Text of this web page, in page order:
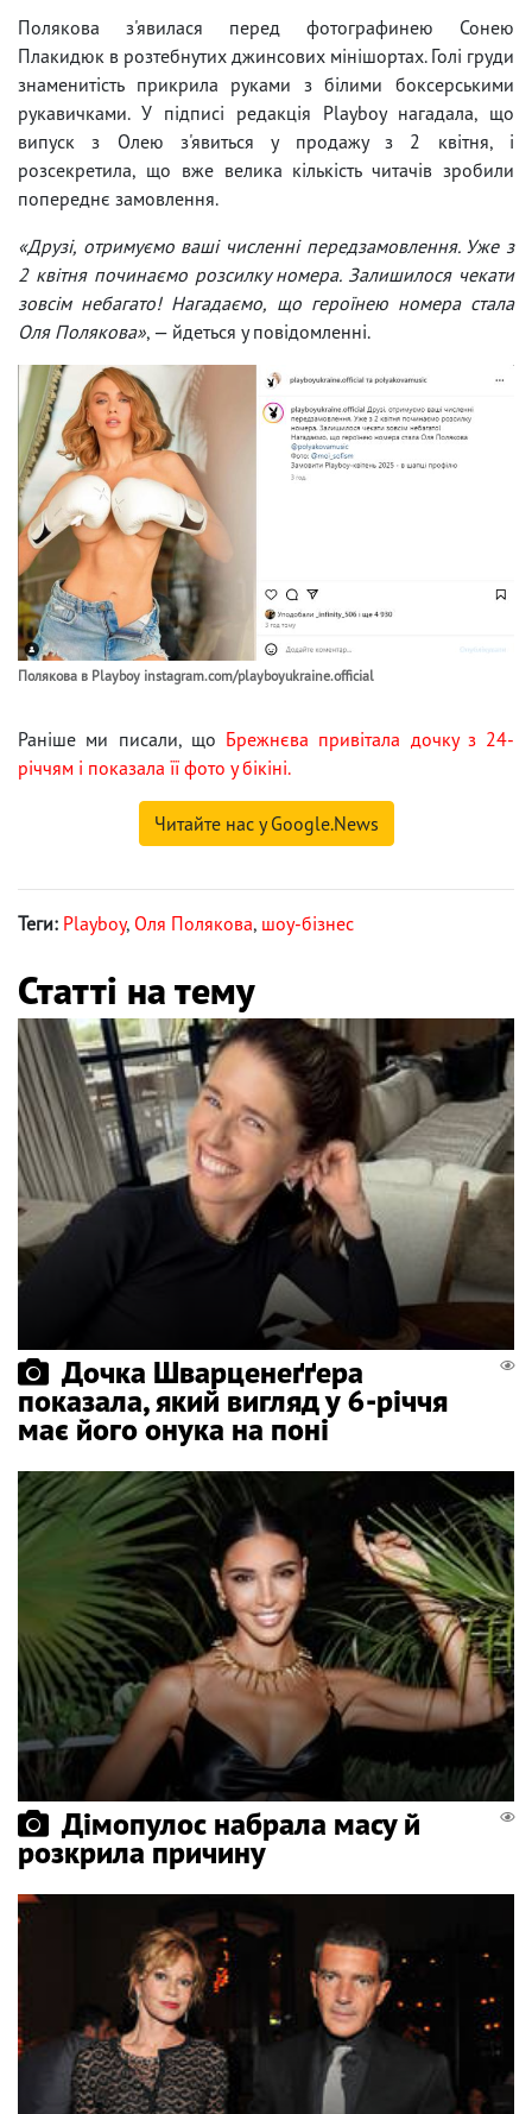
Полякова з'явилася перед фотографинею Сонею
Плакидюк в розтебнутих джинсових мінішортах. Голі груди
знаменитість прикрила руками з білими боксерськими
рукавичками. У підписі редакція Playboy нагадала, що
випуск з Олею з'явиться у продажу з 2 квітня, і
розсекретила, що вже велика кількість читачів зробили
попереднє замовлення.
«Друзі, отримуємо ваші численні передзамовлення. Уже з
2 квітня починаємо розсилку номера. Залишилося чекати
зовсім небагато! Нагадаємо, що героїнею номера стала
Оля Полякова», — йдеться у повідомленні.
Полякова в Playboy instagram.com/playboyukraine.official
Раніше ми писали, що Брежнєва привітала дочку з 24-
річчям і показала її фото у бікіні.
Читайте нас у Google.News
Теги: Playboy, Оля Полякова, шоу-бізнес
Статті на тему
Дочка Шварценеґґера
показала, який вигляд у 6-річчя
має його онука на поні
Дімопулос набрала масу й
розкрила причину